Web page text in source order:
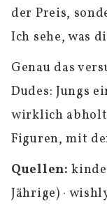
der Preis,
Ich sehe, was
Genau das
Dudes: Jungs
wirklich abholt
Figuren, mit
Quellen:
Jährige) ·